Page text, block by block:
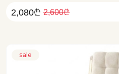
2,080₾ 2,600₾
sale